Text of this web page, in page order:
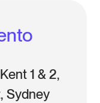
1 & 2,
Sydney